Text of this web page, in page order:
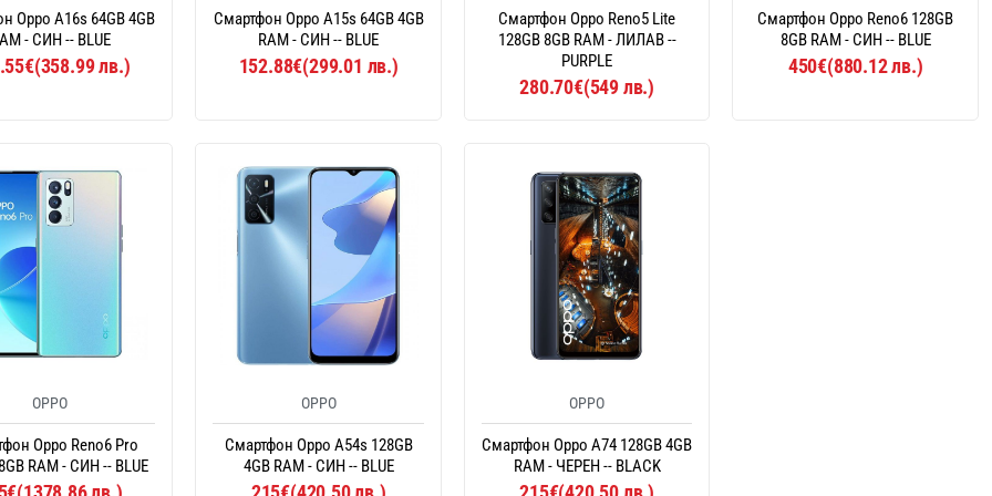
Oppo A16s 64GB 4GB
- СИН -- BLUE
лв.)
Смартфон Oppo A15s 64GB 4GB
RAM - СИН -- BLUE
152.88€(299.01 лв.)
Смартфон Oppo Reno5 Lite
128GB 8GB RAM - ЛИЛАВ --
PURPLE
280.70€(549 лв.)
Смартфон Oppo Reno6 128GB
8GB RAM - СИН -- BLUE
450€(880.12 лв.)
OPPO
Oppo Reno6 Pro
RAM - СИН -- BLUE
OPPO
Смартфон Oppo A54s 128GB
4GB RAM - СИН -- BLUE
OPPO
Смартфон Oppo A74 128GB 4GB
RAM - ЧЕРЕН -- BLACK